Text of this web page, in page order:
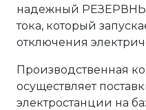
надежный
тока, который
отключения
Производственная
осуществляет
электростанции на